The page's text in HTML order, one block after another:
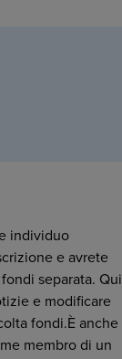
individuo
e avrete
separata. Qui
e modificare
fondi.È anche
membro di un